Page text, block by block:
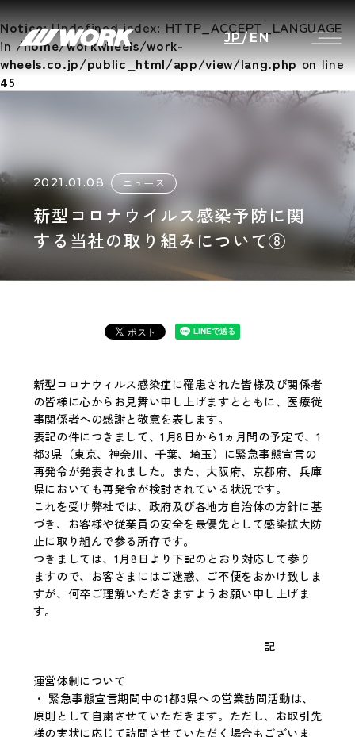
Notice: Undefined index: HTTP_ACCEPT_LANGUAGE
in/home/workwheels/work-
wheels.co.jp/public_html/app/view/lang.phpon line
45
JP/EN
2021.01.08 ニュース
新型コロナウイルス感染予防に関
する当社の取り組みについて⑧
新型コロナウィルス感染症に罹患された皆様及び関係者
の皆様に心からお見舞い申し上げますとともに、医療従
事関係者への感謝と敬意を表します。
表記の件につきまして、1月8日から1ヵ月間の予定で、1
都3県（東京、神奈川、千葉、埼玉）に緊急事態宣言の
再発令が発表されました。また、大阪府、京都府、兵庫
県においても再発令が検討されている状況です。
これを受け弊社では、政府及び各地方自治体の方針に基
づき、お客様や従業員の安全を最優先として感染拡大防
止に取り組んで参る所存です。
つきましては、1月8日より下記のとおり対応して参り
ますので、お客さまにはご迷惑、ご不便をおかけ致しま
すが、何卒ご理解いただきますようお願い申し上げま
す。
記
運営体制について
・ 緊急事態宣言期間中の1都3県への営業訪問活動は、
原則として自粛させていただきます。ただし、お取引先
様の実状に応じて訪問させていただく場合もございま